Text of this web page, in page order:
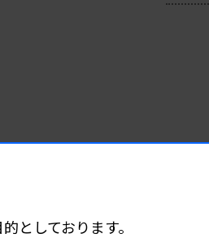
としております。